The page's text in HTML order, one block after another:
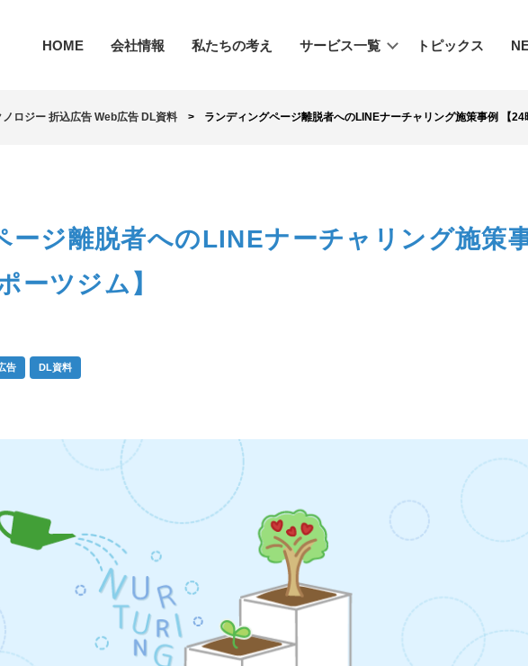
HOME 会社情報 私たちの考え サービス一覧 トピックス
ノロジー 折込広告 Web広告 DL資料 ランディングページ離脱者へのLINEナーチャリング施策事例 【
ージ離脱者へのLINEナーチャリング施策
ーツジム】
告 DL資料